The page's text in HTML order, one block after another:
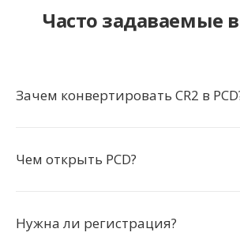
Часто задаваемые
Зачем конвертировать CR2 в
Чем открыть PCD?
Нужна ли регистрация?